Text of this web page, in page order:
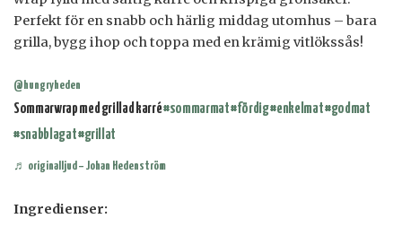
Perfekt för en snabb och härlig middag utomhus – bara
grilla, bygg ihop och toppa med en krämig vitlökssås!
@hungryheden
Sommarwrap med grillad karré#sommarmat#fördig#enkelmat#godmat
#snabblagat#grillat
♬ originalljud – Johan Hedenström
Ingredienser: